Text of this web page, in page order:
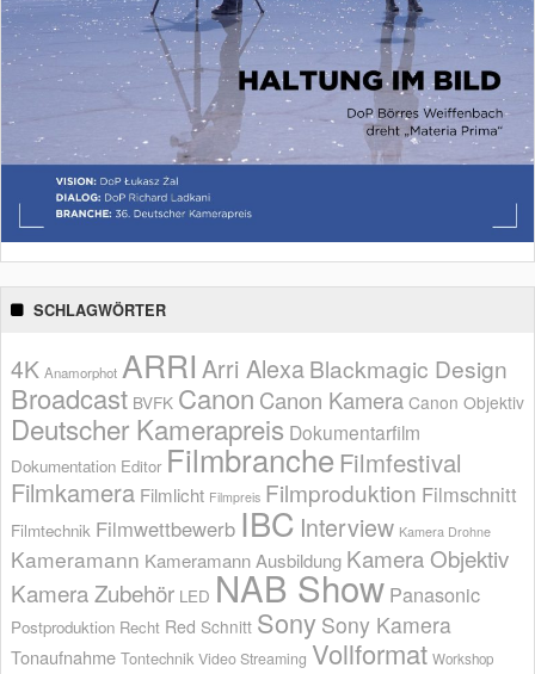
SCHLAGWÖRTER
4K Anamorphot ARRI Arri AlexaBlackmagic Design
Broadcast BVFK Canon Canon Kamera Canon Objektiv
Deutscher Kamerapreis Dokumentarfilm
Dokumentation Editor Filmbranche Filmfestival
Filmkamera Filmlicht Filmpreis Filmproduktion Filmschnitt
Filmtechnik Filmwettbewerb IBC Interview Kamera Drohne
Kameramann Kameramann Ausbildung Kamera Objektiv
Kamera Zubehör LED NAB Show Panasonic
Postproduktion Recht Red Schnitt Sony Sony Kamera
Tonaufnahme Tontechnik Video Streaming Vollformat Workshop